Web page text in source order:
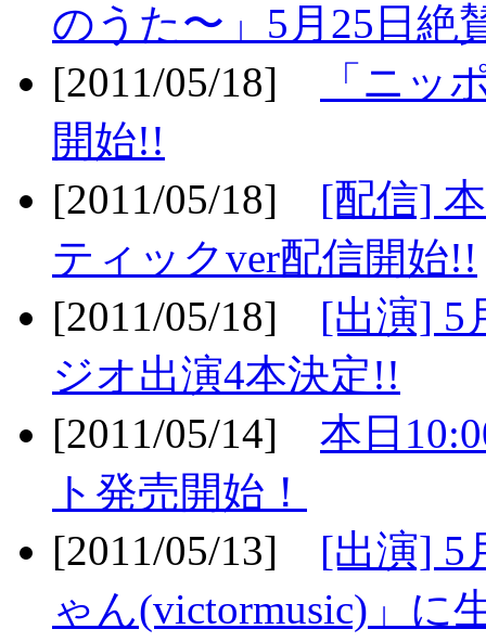
のうた〜」5月25日絶
[2011/05/18]
「ニッ
開始!!
[2011/05/18] [配信]
ティックver配信開始!!
[2011/05/18] [出演] 5
ジオ出演4本決定!!
[2011/05/14] 本日
ト発売開始！
[2011/05/13] [出演] 5
ゃん(victormusic)」に